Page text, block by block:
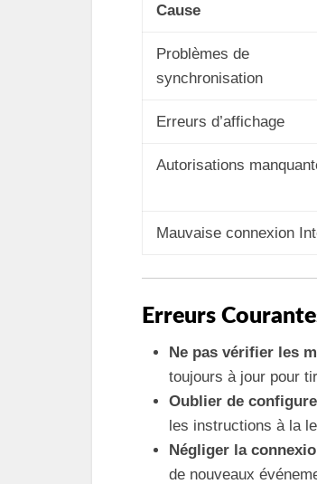
Cause
Problèmes de
synchronisation
Erreurs d’affichage
Autorisations
Mauvaise connexion
Erreurs
Ne pas vérifier les
toujours à jour pour
Oublier de
les instructions à la
Négliger la
de nouveaux